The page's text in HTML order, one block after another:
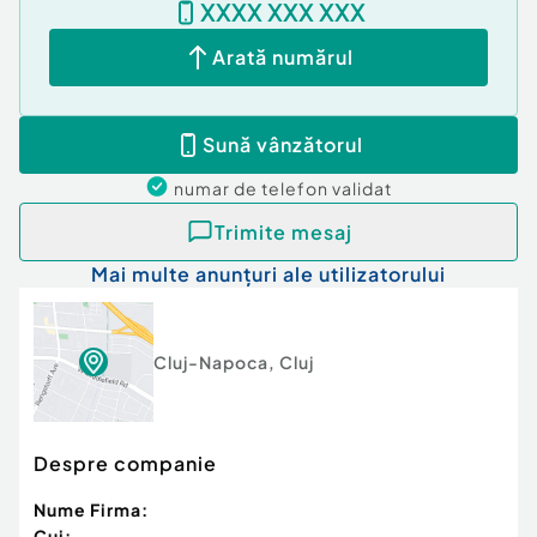
XXXX XXX XXX
Arată numărul
Sună vânzătorul
numar de telefon validat
Trimite mesaj
Mai multe anunțuri ale utilizatorului
Cluj-Napoca, Cluj
Despre companie
Nume Firma: